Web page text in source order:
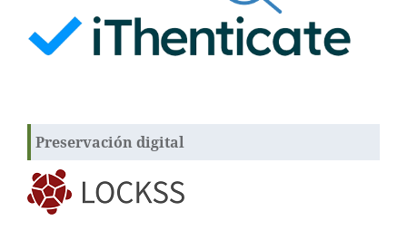
Preservación digital